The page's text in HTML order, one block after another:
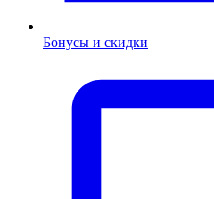
Бонусы и скидки